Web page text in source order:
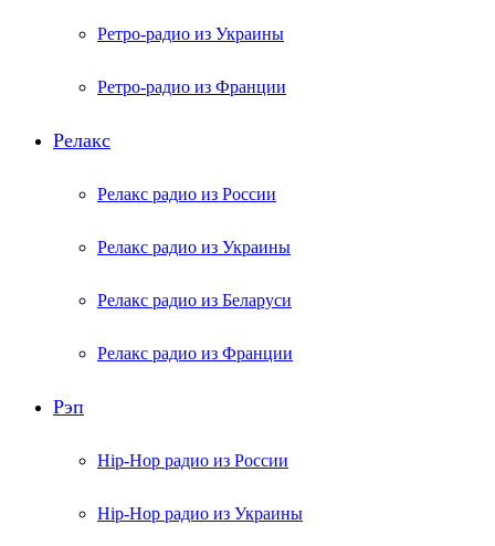
Ретро-радио из Украины
Ретро-радио из Франции
Релакс
Релакс радио из России
Релакс радио из Украины
Релакс радио из Беларуси
Релакс радио из Франции
Рэп
Hip-Hop радио из России
Hip-Hop радио из Украины